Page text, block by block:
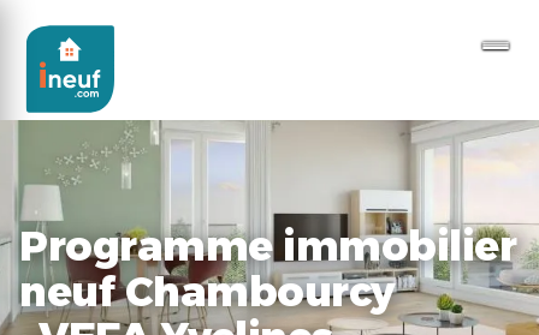
Programme immobilier
neuf Chambourcy